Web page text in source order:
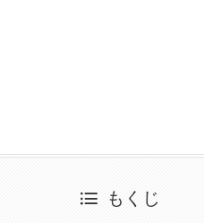
もくじ